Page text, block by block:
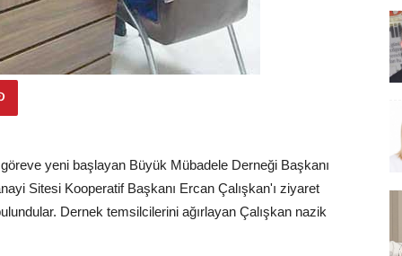
yeni başlayan Büyük Mübadele Derneği Başkanı
Sitesi Kooperatif Başkanı Ercan Çalışkan'ı ziyaret
Dernek temsilcilerini ağırlayan Çalışkan nazik